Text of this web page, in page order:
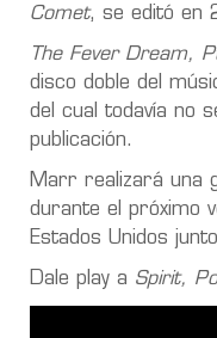
Comet, se editó en
The Fever Dream,
disco doble del
del cual todavía no
publicación.
Marr realizará una
durante el próximo
Estados Unidos
Dale play a Spirit,